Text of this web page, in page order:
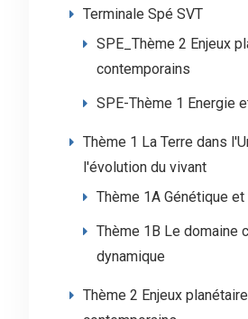
Terminale Spé SVT
SPE_Thème 2 Enjeux
contemporains
SPE-Thème 1 Energie
Thème 1 La Terre dans
l'évolution du vivant
Thème 1A Génétique
Thème 1B Le domaine
dynamique
Thème 2 Enjeux